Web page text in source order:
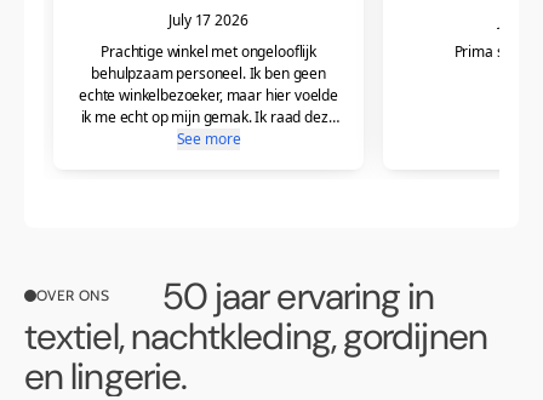
OVER ONS
50 jaar ervaring in
textiel, nachtkleding, gordijnen
en lingerie.